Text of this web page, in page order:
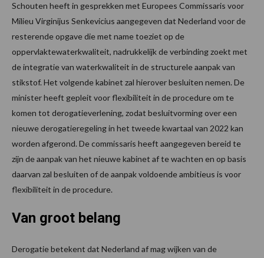
Schouten heeft in gesprekken met Europees Commissaris voor
Milieu Virginijus Senkevicius aangegeven dat Nederland voor de
resterende opgave die met name toeziet op de
oppervlaktewaterkwaliteit, nadrukkelijk de verbinding zoekt met
de integratie van waterkwaliteit in de structurele aanpak van
stikstof. Het volgende kabinet zal hierover besluiten nemen. De
minister heeft gepleit voor flexibiliteit in de procedure om te
komen tot derogatieverlening, zodat besluitvorming over een
nieuwe derogatieregeling in het tweede kwartaal van 2022 kan
worden afgerond. De commissaris heeft aangegeven bereid te
zijn de aanpak van het nieuwe kabinet af te wachten en op basis
daarvan zal besluiten of de aanpak voldoende ambitieus is voor
flexibiliteit in de procedure.
Van groot belang
Derogatie betekent dat Nederland af mag wijken van de